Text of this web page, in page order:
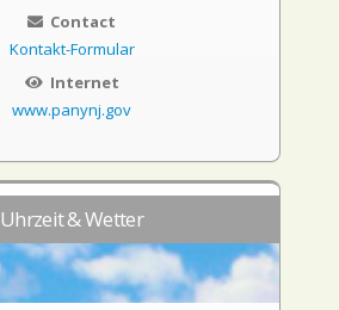
Contact
Kontakt-Formular
Internet
www.panynj.gov
Uhrzeit & Wetter